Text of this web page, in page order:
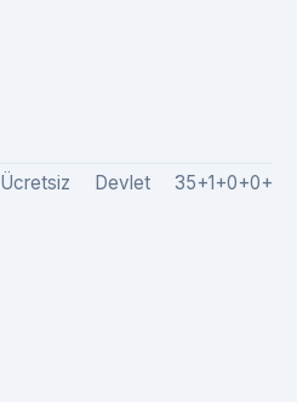
Ücretsiz Devlet 35+1+0+0+0